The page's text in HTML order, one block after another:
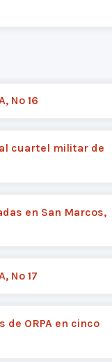
Nº 16
cuartel militar de
en San Marcos,
Nº 17
de ORPA en cinco